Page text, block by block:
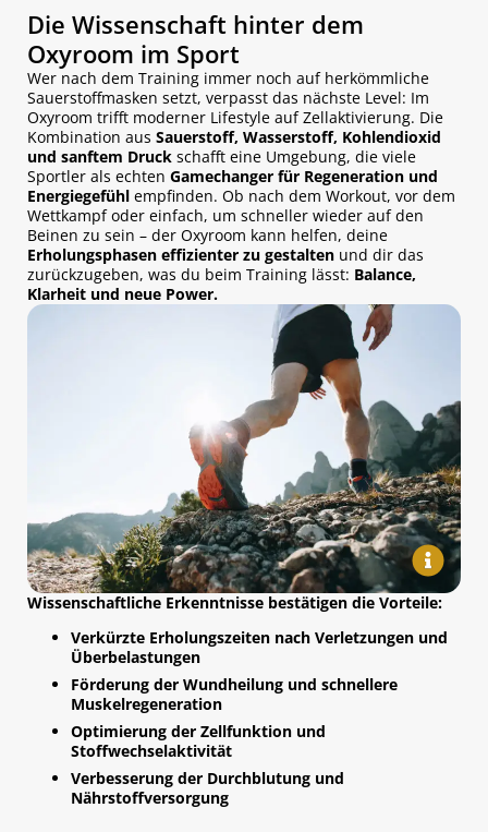
Die Wissenschaft hinter dem
Oxyroom im Sport
Wer nach dem Training immer noch auf herkömmliche
Sauerstoffmasken setzt, verpasst das nächste Level: Im
Oxyroom trifft moderner Lifestyle auf Zellaktivierung. Die
Kombination aus Sauerstoff, Wasserstoff, Kohlendioxid
und sanftem Druck schafft eine Umgebung, die viele
Sportler als echten Gamechanger für Regeneration und
Energiegefühl empfinden. Ob nach dem Workout, vor dem
Wettkampf oder einfach, um schneller wieder auf den
Beinen zu sein – der Oxyroom kann helfen, deine
Erholungsphasen effizienter zu gestalten und dir das
zurückzugeben, was du beim Training lässt: Balance,
Klarheit und neue Power.
Wissenschaftliche Erkenntnisse bestätigen die Vorteile:
Verkürzte Erholungszeiten nach Verletzungen und
Überbelastungen
Förderung der Wundheilung und schnellere
Muskelregeneration
Optimierung der Zellfunktion und
Stoffwechselaktivität
Verbesserung der Durchblutung und
Nährstoffversorgung